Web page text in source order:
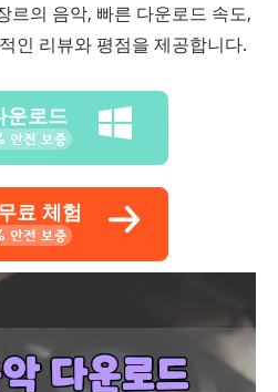
르의 음악, 빠른 다운로드 속도,
인 리뷰와 평점을 제공합니다.
운로드
료 체험